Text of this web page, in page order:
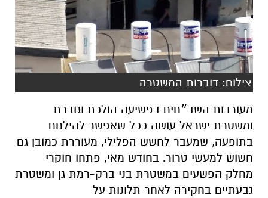
צילום: דוברות המשטרה
מעורבות השב״חים בפשיעה הולכת וגוברת
ומשטרת ישראל עושה ככל שאפשר להילחם
בתופעה, שמעבר לחשש הפלילי, מעוררת כמובן גם
חשוש למעשי טרור. בחודש מאי, פתחו חוקרי
מחלק הפשעים במשטרת בני ברק-רמת גן ומשטרת
גבעתיים בחקירה לאחר תלונות על